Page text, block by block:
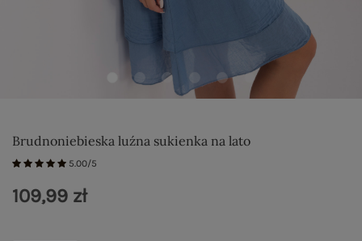
Brudnoniebieska luźna sukienka na lato
5.00/5
109,99 zł